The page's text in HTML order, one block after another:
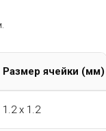
Размер ячейки (мм)
1.2 х 1.2